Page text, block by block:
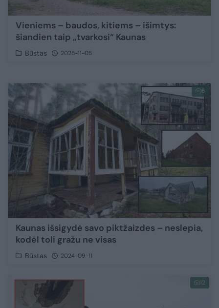
Vieniems – baudos, kitiems – išimtys:
šiandien taip „tvarkosi“ Kaunas
Būstas 2025-11-05
6
Kaunas išsigydė savo piktžaizdes – neslepia,
kodėl toli gražu ne visas
Būstas 2024-09-11
12